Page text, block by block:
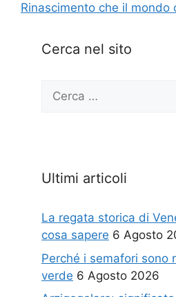
Rinascimento che il mondo
Cerca nel sito
Ricerca
Ultimi articoli
La regata storica di
cosa sapere 6 Agosto
Perché i semafori sono
verde 6 Agosto 2026